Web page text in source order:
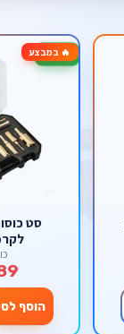
🔥 במבצע-78%
סט
הוסף